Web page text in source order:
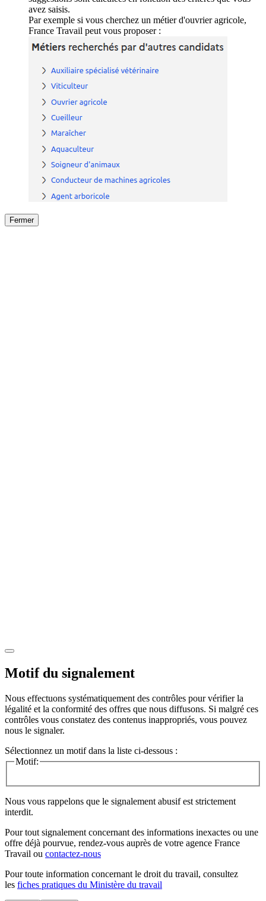
avez saisis.
Par exemple si vous cherchez un métier d'ouvrier agricole,
France Travail peut vous proposer :
Fermer
Motif du signalement
Nous effectuons systématiquement des contrôles pour vérifier la
légalité et la conformité des offres que nous diffusons. Si malgré ces
contrôles vous constatez des contenus inappropriés, vous pouvez
nous le signaler.
Sélectionnez un motif dans la liste ci-dessous :
Motif:
Nous vous rappelons que le signalement abusif est strictement
interdit.
Pour tout signalement concernant des informations inexactes ou une
offre déjà pourvue, rendez-vous auprès de votre agence France
Travail ou contactez-nous
Pour toute information concernant le droit du travail, consultez
les fiches pratiques du Ministère du travail